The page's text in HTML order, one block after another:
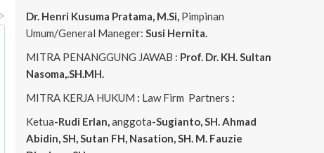
Dr. Henri Kusuma Pratama, M.Si, Pimpinan
Umum/General Maneger: Susi Hernita.
MITRA PENANGGUNG JAWAB : Prof. Dr. KH. Sultan
Nasoma,.SH.MH.
MITRA KERJA HUKUM : Law Firm Partners :
Ketua-Rudi Erlan,anggota-Sugianto, SH. Ahmad
Abidin, SH, Sutan FH, Nasation, SH. M. Fauzie